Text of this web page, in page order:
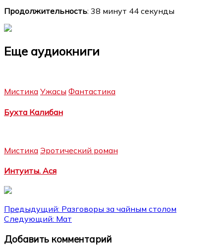
Продолжительность: 38 минут 44 секунды
Еще аудиокниги
Мистика Ужасы Фантастика
Бухта Калибан
Мистика Эротический роман
Интуиты. Ася
Навигация
по
записям
Предыдущий: Разговоры за чайным столом
Следующий: Мат
Добавить комментарий